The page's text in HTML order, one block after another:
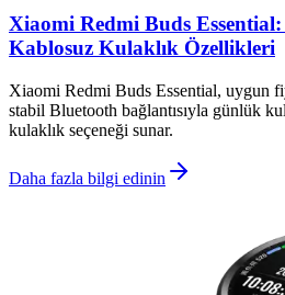
Xiaomi Redmi Buds
Kablosuz Kulaklık Özellikleri
Xiaomi Redmi Buds Essential, uygun
stabil Bluetooth bağlantısıyla günlük
kulaklık seçeneği sunar.
Daha fazla bilgi edinin